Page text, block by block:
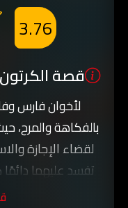
3.76
قصة
لأخوان فارس
بالفكاهة والمرح،
لقضاء الإجازة
تفسد عليهما
يخططان للقيام